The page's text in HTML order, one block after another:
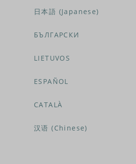
日本語 (Japanese)
БЪЛГАРСКИ
LIETUVOS
ESPAÑOL
CATALÀ
汉语 (Chinese)